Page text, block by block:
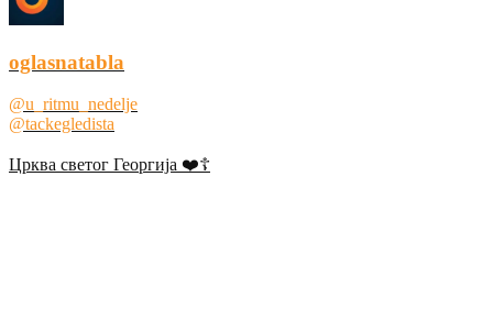
oglasnatabla
@u_ritmu_nedelje
@tackegledista
Црква светог Георгија ❤️☦️